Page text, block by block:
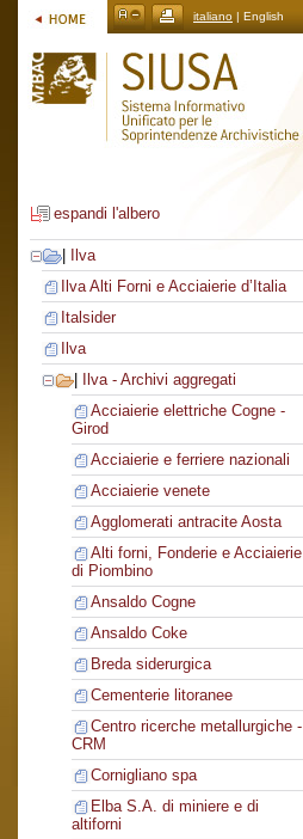
italiano | English
espandi l'albero
Ilva
Ilva Alti Forni e Acciaierie d’Italia
Italsider
Ilva
Ilva - Archivi aggregati
Acciaierie elettriche Cogne -
Girod
Acciaierie e ferriere nazionali
Acciaierie venete
Agglomerati antracite Aosta
Alti forni, Fonderie e Acciaierie
di Piombino
Ansaldo Cogne
Ansaldo Coke
Breda siderurgica
Cementerie litoranee
Centro ricerche metallurgiche -
CRM
Cornigliano spa
Elba S.A. di miniere e di
altiforni